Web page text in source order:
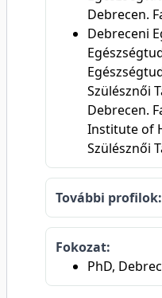
Debrecen.
Debreceni
Szülésznői
Debrecen.
Institute of
Szülésznői
További profilok:
Fokozat:
PhD,